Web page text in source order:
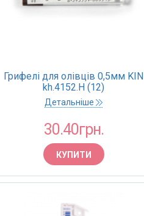
Грифелі для олівців 0,5мм KIN
kh.4152.H (12)
Детальніше
30.40грн.
КУПИТИ